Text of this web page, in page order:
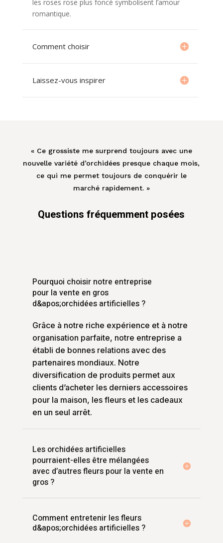
les roses rose plus foncé symbolisent l’amour
romantique.
Comment choisir
Laissez-vous inspirer
« Ce grossiste me surprend toujours avec une
nouvelle variété d’orchidées presque chaque mois,
ce qui me permet toujours de conquérir le
marché rapidement. »
Questions fréquemment posées
Pourquoi choisir notre entreprise
pour la vente en gros
d&apos;orchidées artificielles ?
Grâce à notre riche expérience et à notre
organisation parfaite, notre entreprise a
établi de bonnes relations avec des
partenaires mondiaux. Notre
diversification de produits permet aux
clients d’acheter les derniers accessoires
pour la maison, les fleurs et les cadeaux
en un seul arrêt.
Les orchidées artificielles
pourraient-elles être mélangées
avec d’autres fleurs pour la vente en
gros ?
Comment entretenir les fleurs
d&apos;orchidées artificielles ?